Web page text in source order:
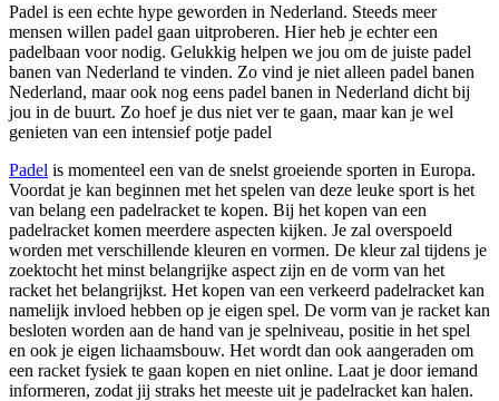
Padel is een echte hype geworden in Nederland. Steeds meer
mensen willen padel gaan uitproberen. Hier heb je echter een
padelbaan voor nodig. Gelukkig helpen we jou om de juiste padel
banen van Nederland te vinden. Zo vind je niet alleen padel banen
Nederland, maar ook nog eens padel banen in Nederland dicht bij
jou in de buurt. Zo hoef je dus niet ver te gaan, maar kan je wel
genieten van een intensief potje padel
Padel is momenteel een van de snelst groeiende sporten in Europa.
Voordat je kan beginnen met het spelen van deze leuke sport is het
van belang een padelracket te kopen. Bij het kopen van een
padelracket komen meerdere aspecten kijken. Je zal overspoeld
worden met verschillende kleuren en vormen. De kleur zal tijdens je
zoektocht het minst belangrijke aspect zijn en de vorm van het
racket het belangrijkst. Het kopen van een verkeerd padelracket kan
namelijk invloed hebben op je eigen spel. De vorm van je racket kan
besloten worden aan de hand van je spelniveau, positie in het spel
en ook je eigen lichaamsbouw. Het wordt dan ook aangeraden om
een racket fysiek te gaan kopen en niet online. Laat je door iemand
informeren, zodat jij straks het meeste uit je padelracket kan halen.